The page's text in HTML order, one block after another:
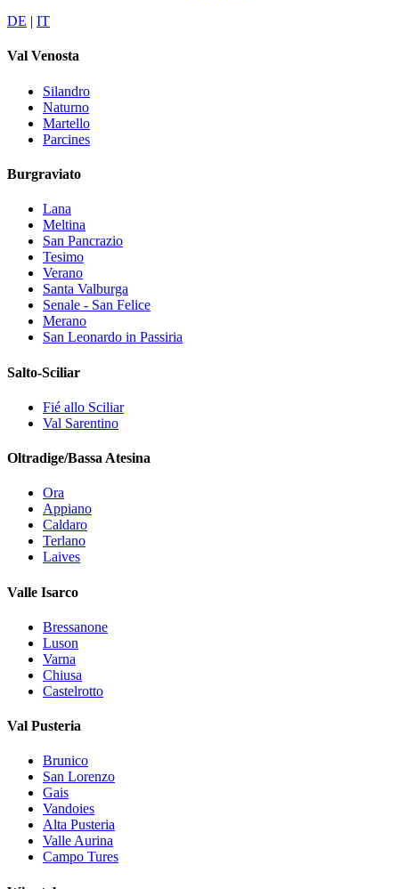
DE | IT
Val Venosta
Silandro
Naturno
Martello
Parcines
Burgraviato
Lana
Meltina
San Pancrazio
Tesimo
Verano
Santa Valburga
Senale - San Felice
Merano
San Leonardo in Passiria
Salto-Sciliar
Fié allo Sciliar
Val Sarentino
Oltradige/Bassa Atesina
Ora
Appiano
Caldaro
Terlano
Laives
Valle Isarco
Bressanone
Luson
Varna
Chiusa
Castelrotto
Val Pusteria
Brunico
San Lorenzo
Gais
Vandoies
Alta Pusteria
Valle Aurina
Campo Tures